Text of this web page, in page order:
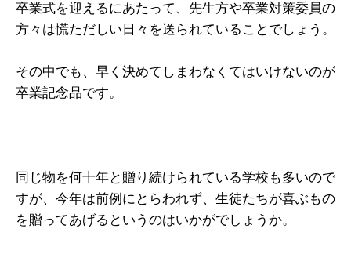
卒業式を迎えるにあたって、先生方や卒業対策委員の
方々は慌ただしい日々を送られていることでしょう。
その中でも、早く決めてしまわなくてはいけないのが
卒業記念品です。
同じ物を何十年と贈り続けられている学校も多いので
すが、今年は前例にとらわれず、生徒たちが喜ぶもの
を贈ってあげるというのはいかがでしょうか。